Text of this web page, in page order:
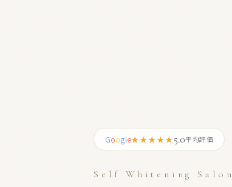
Google★★★★★5.0平均評価
Self Whitening Salon